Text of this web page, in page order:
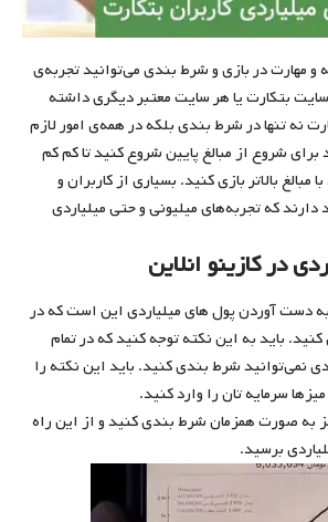
و مهارت در بازی و شرط ‌بندی می‌توانید تجربه‌ی
بتکارت یا هر سایت معتبر دیگری داشته
نه تنها در شرط‌ بندی بلکه در همه‌ی امور لازم
شروع از مبالغ پایین شروع کنید تا کم کم
بالاتر بازی کنید. بسیاری از کاربران و
دارند که تجربه‌های میلیونی و حتی میلیاردی
در کازینو انلاین
دست آوردن پول های میلیاردی این است که در
باید به این نکته توجه کنید که در تمام
نمی‌توانید شرط بندی کنید. باید این نکته را
سرمایه تان را وارد کنید.
به صورت همزمان شرط بندی کنید و از این راه
برسید.